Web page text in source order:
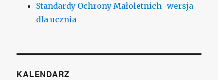
Standardy Ochrony Małoletnich- wersja
dla ucznia
KALENDARZ